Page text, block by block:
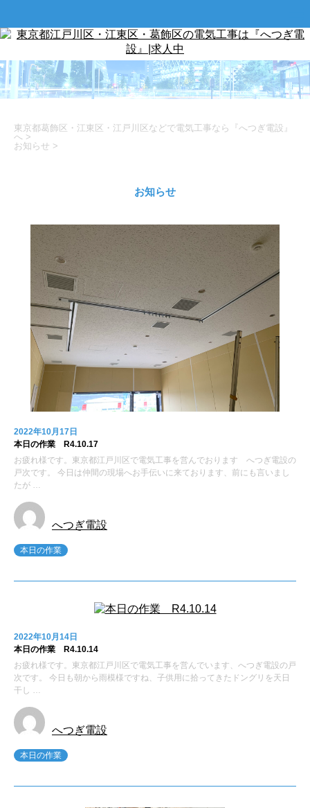
東京都葛飾区・江東区・江戸川区などで電気工事なら『へつぎ電設』
へ >
お知らせ >
お知らせ
2022年10月17日
本日の作業 R4.10.17
お疲れ様です。東京都江戸川区で電気工事を営んでおります へつぎ電設の
戸次です。 今日は仲間の現場へお手伝いに来ております、前にも言いまし
たが …
へつぎ電設
本日の作業
2022年10月14日
本日の作業 R4.10.14
お疲れ様です。東京都江戸川区で電気工事を営んでいます、へつぎ電設の戸
次です。 今日も朝から雨模様ですね、子供用に拾ってきたドングリを天日
干し …
へつぎ電設
本日の作業